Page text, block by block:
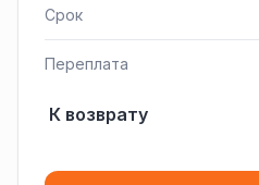
Срок
Переплата
К возврату